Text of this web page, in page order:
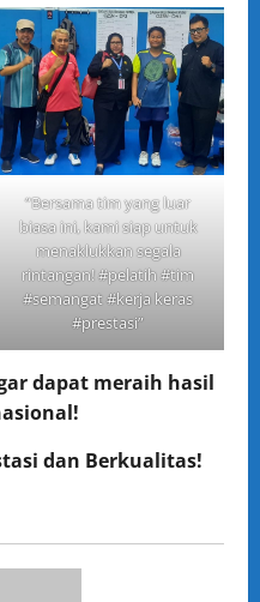
“Bersama tim yang luar
biasa ini, kami siap untuk
menaklukkan segala
rintangan! #pelatih #tim
#semangat #kerja keras
#prestasi”
dapat meraih hasil
dan Berkualitas!